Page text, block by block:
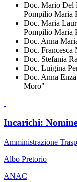
Doc. Mario Del
Pompilio Maria
Doc. Maria
Pompilio Maria
Doc. Anna
Doc. Francesca
Doc. Stefania
Doc. Luigina
Doc. Anna
Moro"
Incarichi:
Amministrazione
Albo Pretorio
ANAC